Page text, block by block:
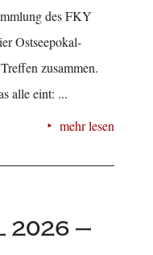
des FKY
Ostseepokal-
zusammen.
alle eint: ...
mehr lesen
2026 –